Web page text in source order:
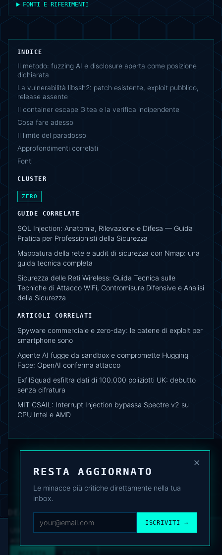
FONTI E RIFERIMENTI
INDICE
Il metodo: fuzzing AI e disclosure aperta come posizione
dichiarata
La vulnerabilità libssh2: patch esistente, exploit pubblico,
release assente
Il container escape Gitea e la verifica indipendente
Cosa fare adesso
Il limite del paradosso
Approfondimenti correlati
Fonti
CLUSTER
ZERO
GUIDE CORRELATE
SQL Injection: Anatomia, Rilevazione e Difesa — Guida
Pratica per Professionisti della Sicurezza
Mappatura della rete e audit di sicurezza con Nmap: una
guida tecnica completa
Sicurezza delle Reti Wireless: Guida Tecnica sulle
Tecniche di Attacco WiFi, Contromisure Difensive e Analisi
della Sicurezza
ARTICOLI CORRELATI
Spyware commerciale e zero-day: le catene di exploit per
smartphone sono
Agente AI fugge da sandbox e compromette Hugging
Face: OpenAI conferma attacco
ExfilSquad esfiltra dati di 100.000 poliziotti UK: debutto
senza cifratura
MIT CSAIL: Interrupt Injection bypassa Spectre v2 su
CPU Intel e AMD
×
RESTA AGGIORNATO
Le minacce più critiche direttamente nella tua
inbox.
ISCRIVITI →
DEAFNEWS
CHI SIAMO·ARCHIVIO ·FAQ PRIVACY·COOKIE POLICY
CONTATTI